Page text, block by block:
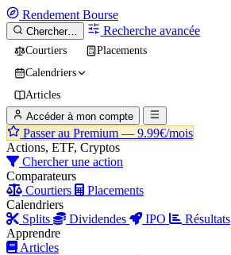
Rendement Bourse
Chercher… Recherche avancée
Courtiers
Placements
Calendriers
Articles
Accéder à mon compte
Passer au Premium — 9.99€/mois
Actions, ETF, Cryptos
Chercher une action
Comparateurs
Courtiers
Placements
Calendriers
Splits
Dividendes IPO
Résultats
Apprendre
Articles